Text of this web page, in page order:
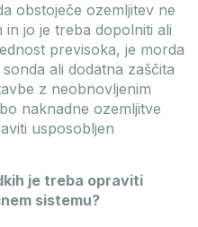
obstoječe ozemljitev ne
in jo je treba dopolniti ali
previsoka, je morda
ali dodatna zaščita
z neobnovljenim
naknadne ozemljitve
usposobljen
je treba opraviti
sistemu?